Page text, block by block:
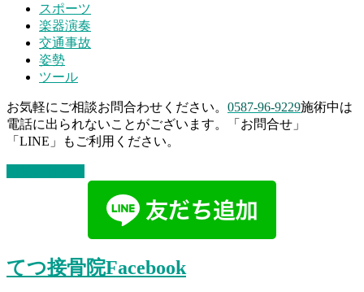
スポーツ
楽器演奏
交通事故
姿勢
ツール
お気軽にご相談お問合わせください。 0587-96-9229施術中は
電話に出られないことがございます。「お問合せ」
「LINE」もご利用ください。
てつ接骨院Facebook